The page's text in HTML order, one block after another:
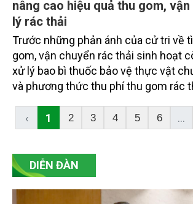
nâng cao hiệu quả thu gom,
lý rác thải
Trước những phản ánh của cử tri về
gom, vận chuyển rác thải sinh hoạt
xử lý bao bì thuốc bảo vệ thực vật
và phương thức thu phí thu gom rác
Thơ đã giải đáp, chỉ rõ nguyên nhân,
ra các giải pháp khắc phục, từng
cầu bảo vệ môi trường.
‹ 1 2 3 4 5 6 ...
DIỄN ĐÀN